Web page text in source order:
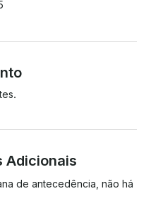
Adicionais
de antecedência, não há